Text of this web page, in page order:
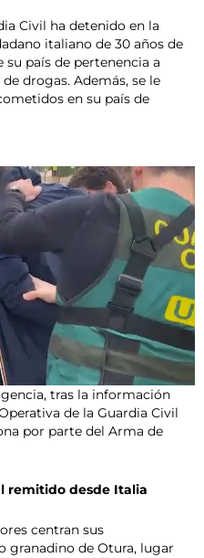
Civil ha detenido en la
italiano de 30 años de
su país de pertenencia a
drogas. Además, se le
en su país de
tras la información
de la Guardia Civil
por parte del Arma de
remitido desde Italia
centran sus
granadino de Otura, lugar